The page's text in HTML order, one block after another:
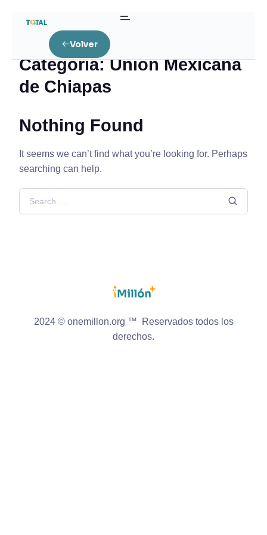
Volver
Home Unión Mexicana de Chiapas
Categoría:Unión Mexicana
de Chiapas
Nothing Found
It seems we can’t find what you’re looking for. Perhaps
searching can help.
2024 © onemillon.org ™ Reservados todos los
derechos.